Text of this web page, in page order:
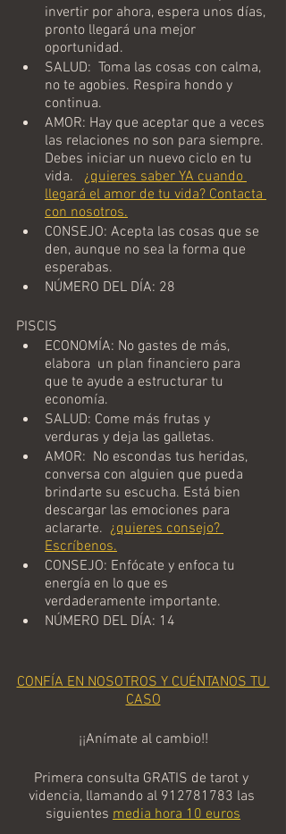
invertir por ahora, espera unos días,
pronto llegará una mejor
oportunidad.
SALUD:  Toma las cosas con calma,
no te agobies. Respira hondo y
continua.
AMOR: Hay que aceptar que a veces
las relaciones no son para siempre.
Debes iniciar un nuevo ciclo en tu
vida. ¿quieres saber YA cuando
llegará el amor de tu vida? Contacta
con nosotros.
CONSEJO: Acepta las cosas que se
den, aunque no sea la forma que
esperabas.
NÚMERO DEL DÍA: 28
PISCIS
ECONOMÍA: No gastes de más,
elabora  un plan financiero para
que te ayude a estructurar tu
economía.
SALUD: Come más frutas y
verduras y deja las galletas.
AMOR:  No escondas tus heridas,
conversa con alguien que pueda
brindarte su escucha. Está bien
descargar las emociones para
aclararte. ¿quieres consejo?
Escríbenos.
CONSEJO: Enfócate y enfoca tu
energía en lo que es
verdaderamente importante.
NÚMERO DEL DÍA: 14
CONFÍA EN NOSOTROS Y CUÉNTANOS TU
CASO
¡¡Anímate al cambio!!
Primera consulta GRATIS de tarot y
videncia, llamando al 912781783 las
siguientes media hora 10 euros